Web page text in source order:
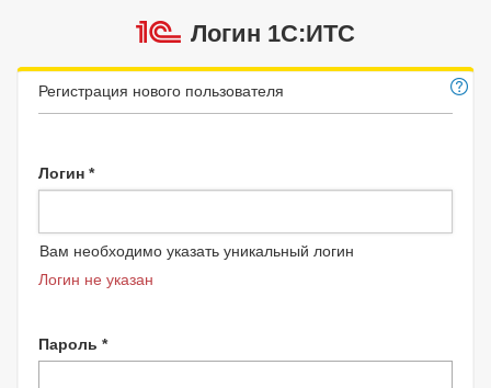
Логин 1C:ИТС
Регистрация нового пользователя
Логин *
Вам необходимо указать уникальный логин
Логин не указан
Пароль *